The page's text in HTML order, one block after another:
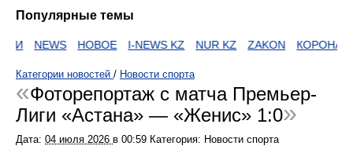
Популярные темы
NEWS НОВОЕ I-NEWS KZ NUR KZ ZAKON
Категории новостей / Новости спорта
Фоторепортаж с матча Премьер-
Лиги «Астана» — «Женис» 1:0
Дата: 04 июля 2026 в 00:59 Категория: Новости спорта